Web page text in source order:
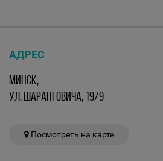
АДРЕС
МИНСК,
УЛ. ШАРАНГОВИЧА, 19/9
Посмотреть на карте